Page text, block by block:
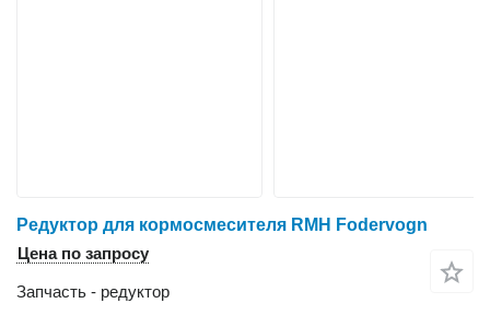
Редуктор для кормосмесителя RMH Fodervogn
Цена по запросу
Запчасть - редуктор